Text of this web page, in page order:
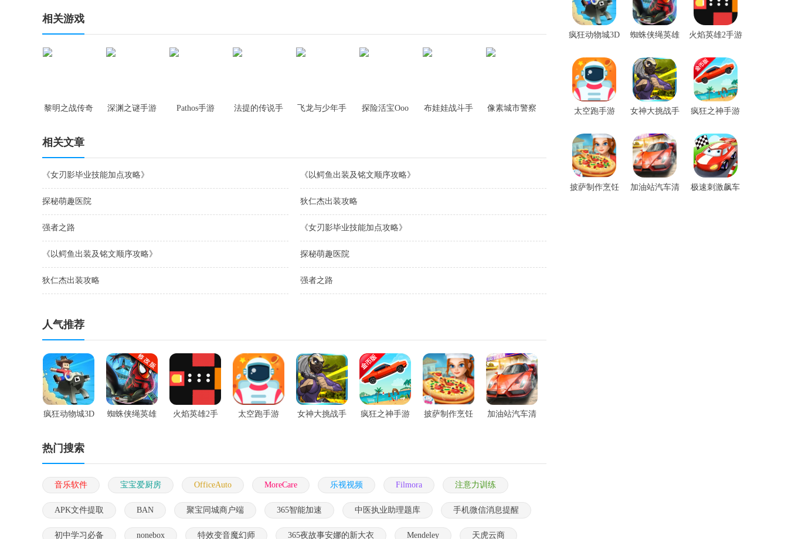
相关游戏
黎明之战传奇 深渊之谜手游 Pathos手游 法提的传说手 飞龙与少年手 探险活宝Ooo 布娃娃战斗手 像素城市警察
相关文章
《女刃影毕业技能加点攻略》 《以鳄鱼出装及铭文顺序攻略》
探秘萌趣医院 狄仁杰出装攻略
强者之路 《女刃影毕业技能加点攻略》
《以鳄鱼出装及铭文顺序攻略》 探秘萌趣医院
狄仁杰出装攻略 强者之路
人气推荐
疯狂动物城3D 蜘蛛侠绳英雄 火焰英雄2手 太空跑手游 女神大挑战手 疯狂之神手游 披萨制作烹饪 加油站汽车清
热门搜索
音乐软件 宝宝爱厨房 OfficeAuto MoreCare 乐视视频 Filmora 注意力训练
APK文件提取 BAN 聚宝同城商户端 365智能加速 中医执业助理题库 手机微信消息提醒
初中学习必备 nonebox 特效变音魔幻师 365夜故事安娜的新大衣 Mendeley 天虎云商
疯狂动物城3D
蜘蛛侠绳英雄
火焰英雄2手游
太空跑手游
女神大挑战手
疯狂之神手游
披萨制作烹饪
加油站汽车清
极速刺激飙车